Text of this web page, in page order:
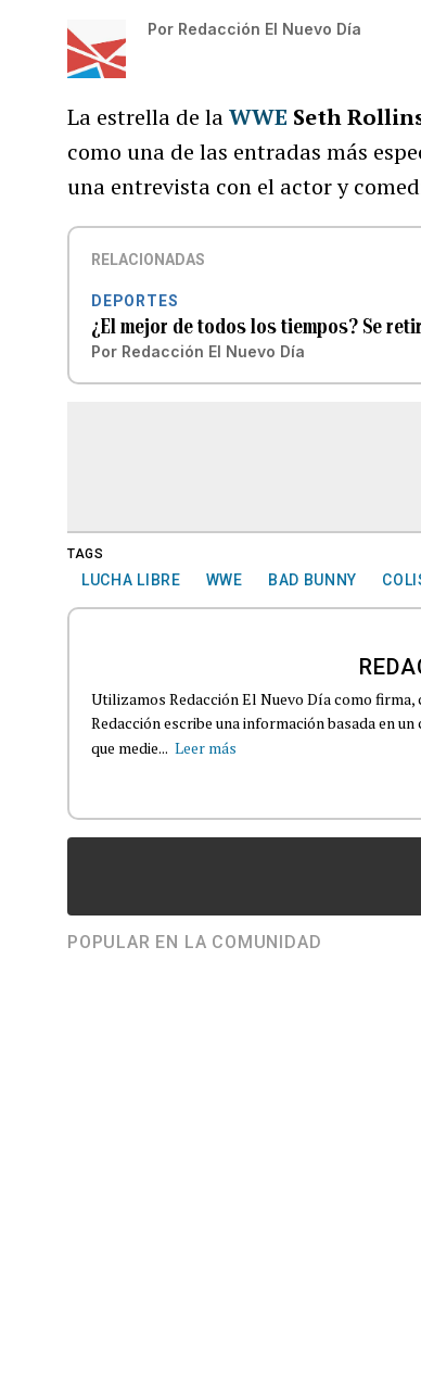
Por Redacción El Nuevo Día
La estrella de laWWE Seth
como una de las entradas más
una entrevista con el actor y
RELACIONADAS
DEPORTES
¿El mejor de todos los tiempos? Se
Por Redacción El Nuevo Día
TAGS
LUCHA LIBRE WWE BAD BUNNY
Utilizamos Redacción El Nuevo Día como
Redacción escribe una información basada en
que medie... Leer más
POPULAR EN LA COMUNIDAD